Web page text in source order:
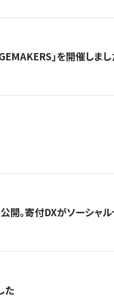
」を開催しまし
開。寄付DXがソーシャ
た